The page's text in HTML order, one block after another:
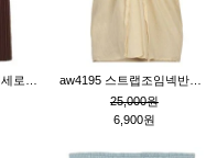
25,000원
6,900원